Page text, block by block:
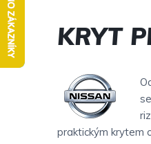
KRYT
praktickým krytem